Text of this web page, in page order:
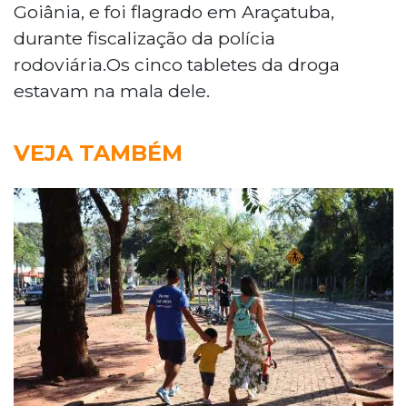
Goiânia, e foi flagrado em Araçatuba,
durante fiscalização da polícia
rodoviária.Os cinco tabletes da droga
estavam na mala dele.
VEJA TAMBÉM